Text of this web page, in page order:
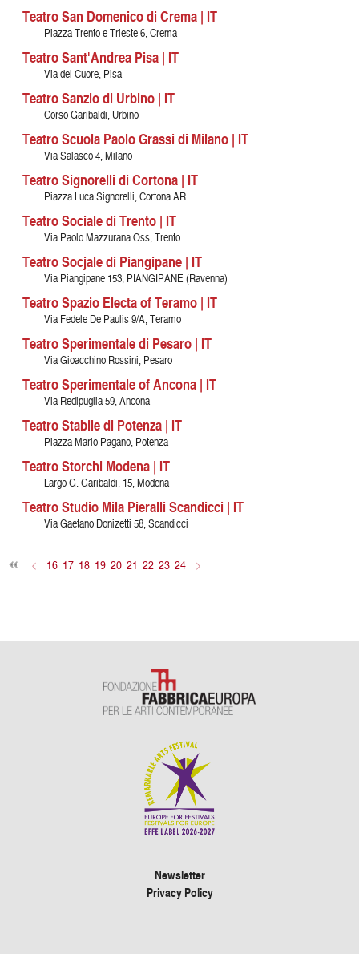
Teatro San Domenico di Crema | IT
Piazza Trento e Trieste 6, Crema
Teatro Sant'Andrea Pisa | IT
Via del Cuore, Pisa
Teatro Sanzio di Urbino | IT
Corso Garibaldi, Urbino
Teatro Scuola Paolo Grassi di Milano | IT
Via Salasco 4, Milano
Teatro Signorelli di Cortona | IT
Piazza Luca Signorelli, Cortona AR
Teatro Sociale di Trento | IT
Via Paolo Mazzurana Oss, Trento
Teatro Socjale di Piangipane | IT
Via Piangipane 153, PIANGIPANE (Ravenna)
Teatro Spazio Electa of Teramo | IT
Via Fedele De Paulis 9/A, Teramo
Teatro Sperimentale di Pesaro | IT
Via Gioacchino Rossini, Pesaro
Teatro Sperimentale of Ancona | IT
Via Redipuglia 59, Ancona
Teatro Stabile di Potenza | IT
Piazza Mario Pagano, Potenza
Teatro Storchi Modena | IT
Largo G. Garibaldi, 15, Modena
Teatro Studio Mila Pieralli Scandicci | IT
Via Gaetano Donizetti 58, Scandicci
< 16 17 18 19 20 21 22 23 24 >
Newsletter
Privacy Policy